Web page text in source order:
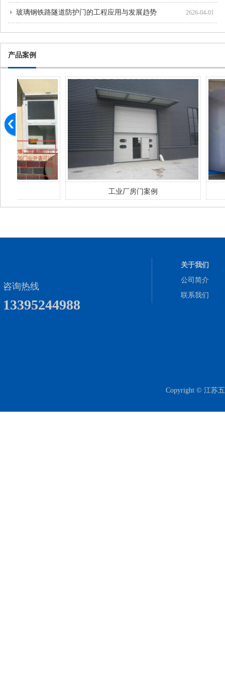
玻璃钢铁路隧道防护门的工程应用与发展趋势 2626-04-01
产品案例
工业厂房门案例
咨询热线
13395244988
关于我们
公司简介
联系我们
Copyright © 江苏